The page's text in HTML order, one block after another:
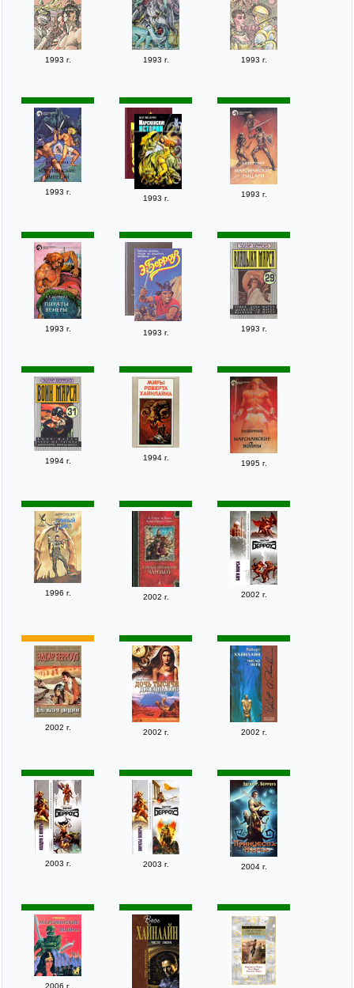
1993 г. 1993 г. 1993 г.
1993 г.
1993 г. 1993 г.
1993 г. 1993 г. 1993 г.
1994 г. 1994 г.
1995 г.
1996 г. 2002 г. 2002 г.
2002 г.
2002 г. 2002 г.
2003 г. 2003 г. 2004 г.
2006 г.